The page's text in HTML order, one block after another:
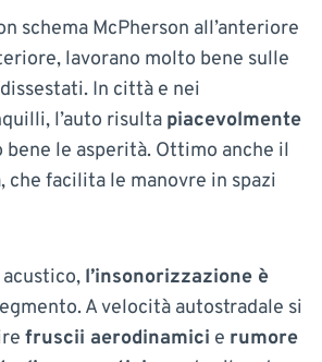
schema McPherson all’anteriore
lavorano molto bene sulle
In città e nei
l’auto risulta piacevolmente
bene le asperità. Ottimo anche il
che facilita le manovre in spazi
l’insonorizzazione è
A velocità autostradale si
fruscii aerodinamici e rumore